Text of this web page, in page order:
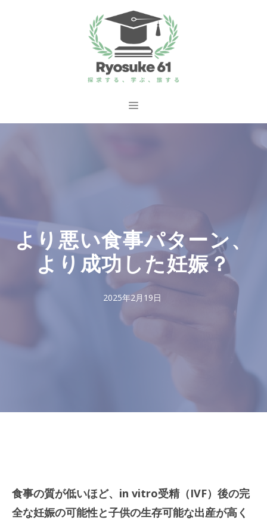
ス
メ
より悪い食事パターン、
より成功した妊娠？
2025年2月19日
食事の質が低いほど、in vitro受精（IVF）後の完
全な妊娠の可能性と子供の生存可能な出産が高く